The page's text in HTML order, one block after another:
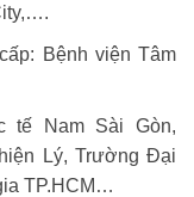
Bệnh viện Tâm
tế Nam Sài Gòn,
Lý, Trường Đại
TP.HCM…